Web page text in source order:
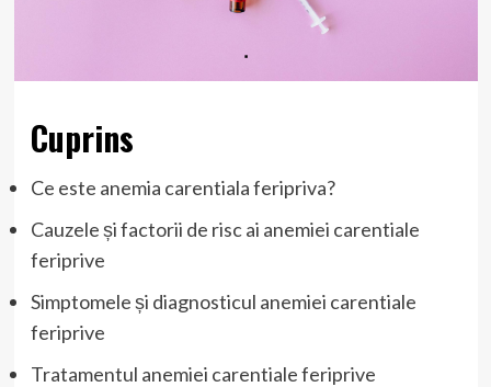
Cuprins
Ce este anemia carentiala feripriva?
Cauzele și factorii de risc ai anemiei carentiale
feriprive
Simptomele și diagnosticul anemiei carentiale
feriprive
Tratamentul anemiei carentiale feriprive